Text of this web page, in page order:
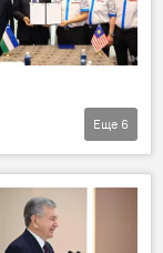
Еще 6